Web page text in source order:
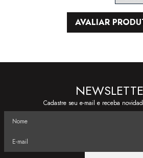
AVALIAR
Cadastre seu e-mail e receba